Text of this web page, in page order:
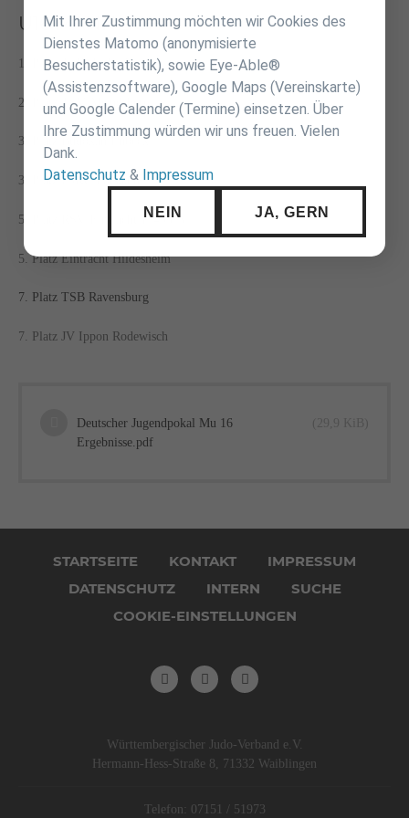
U16 MÄNNLICH
1. Platz T. H. Eilbeck
2. Platz TSV Abendsberg
3. Platz Budokan Lübeck
3. Platz UJKC Potsdam
5. Platz RSV Eintracht 1949 e.V.
5. Platz Eintracht Hildesheim
7. Platz TSB Ravensburg
7. Platz JV Ippon Rodewisch
Deutscher Jugendpokal Mu 16
Ergebnisse.pdf
(29,9 KiB)
überspringenSTARTSEITE KONTAKT
IMPRESSUM
DATENSCHUTZ
INTERN
SUCHE
COOKIE-EINSTELLUNGEN
Württembergischer Judo-Verband e.V.
Hermann-Hess-Straße 8, 71332 Waiblingen
Telefon: 07151 / 51973
Mit Ihrer Zustimmung möchten wir Cookies des
Dienstes Matomo (anonymisierte
Besucherstatistik), sowie Eye-Able®
(Assistenzsoftware), Google Maps (Vereinskarte)
und Google Calender (Termine) einsetzen. Über
Ihre Zustimmung würden wir uns freuen. Vielen
Dank.
Datenschutz & Impressum
NEIN JA, GERN